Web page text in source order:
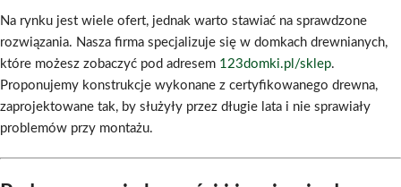
Na rynku jest wiele ofert, jednak warto stawiać na sprawdzone
rozwiązania. Nasza firma specjalizuje się w domkach drewnianych,
które możesz zobaczyć pod adresem 123domki.pl/sklep.
Proponujemy konstrukcje wykonane z certyfikowanego drewna,
zaprojektowane tak, by służyły przez długie lata i nie sprawiały
problemów przy montażu.